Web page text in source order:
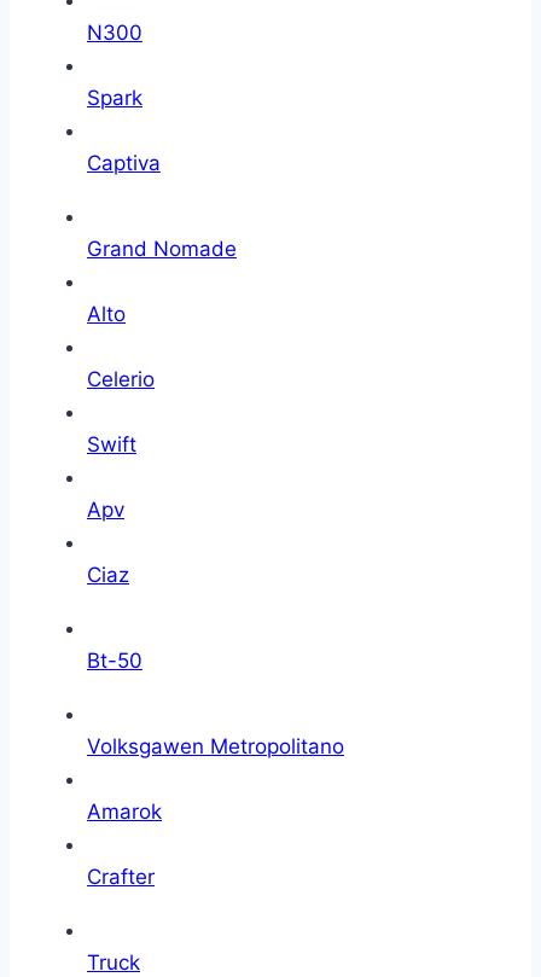
N300
Spark
Captiva
Grand Nomade
Alto
Celerio
Swift
Apv
Ciaz
Bt-50
Volksgawen Metropolitano
Amarok
Crafter
Truck